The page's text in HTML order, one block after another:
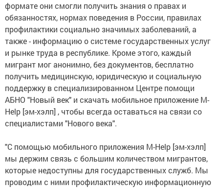
формате они смогли получить знания о правах и
обязанностях, нормах поведения в России, правилах
профилактики социально значимых заболеваний, а
также - информацию о системе государственных услуг
и рынке труда в республике. Кроме этого, каждый
мигрант мог анонимно, без документов, бесплатно
получить медицинскую, юридическую и социальную
поддержку в специализированном Центре помощи
АБНО "Новый век" и скачать мобильное приложение M-
Help [эм-хэлп] , чтобы всегда оставаться на связи со
специалистами "Нового века".
"С помощью мобильного приложения M-Help [эм-хэлп]
мы держим связь с большим количеством мигрантов,
которые недоступны для государственных служб. Мы
проводим с ними профилактическую информационную